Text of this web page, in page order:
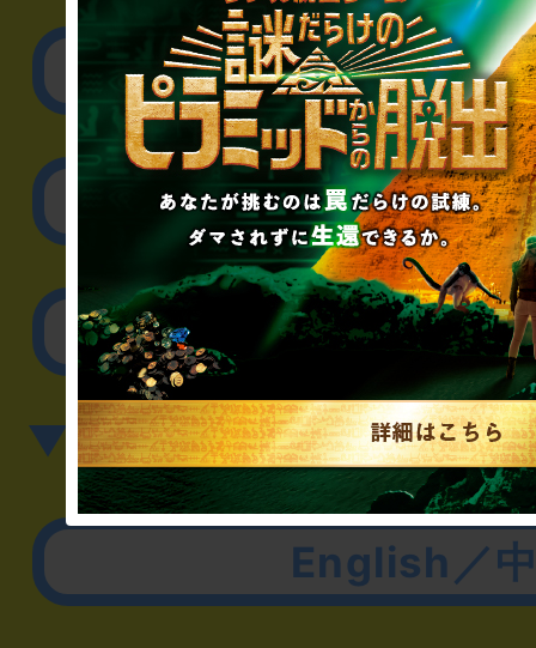
リアル脱出ゲーム制作
取材に関するお
その他のご相談／
▼英語、中国語でのお問
English／